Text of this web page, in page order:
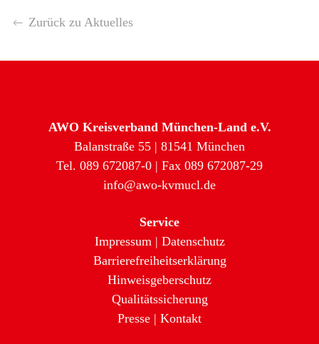
Zurück zu Aktuelles
AWO Kreisverband München-Land e.V.
Balanstraße 55 | 81541 München
Tel. 089 672087-0 | Fax 089 672087-29
info@awo-kvmucl.de
Service
Impressum| Datenschutz
Barrierefreiheitserklärung
Hinweisgeberschutz
Qualitätssicherung
Presse | Kontakt